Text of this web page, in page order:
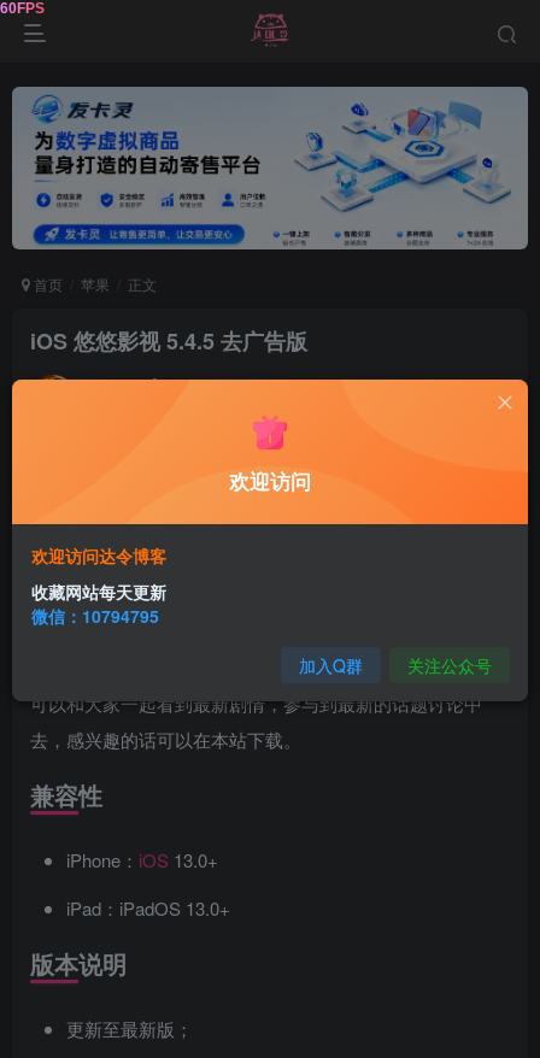
首页 苹果 正文
iOS 悠悠影视 5.4.5 去广告版
达令 关注
版是一款能够免费观看所有影视资
源的播放类型应用软件，无任何广告，可看弹幕下载视频等
蓝光4k影视，用户能够使用所有的影视资源，软件提供免付
费下载功能，并且可以查看各种高清的影视作品，在线观看
和离线观看都十分方便。软件中的影视资源也会持续更新，
让用户不断看到新的内容，不会剧荒，让您在第一时间内就
可以和大家一起看到最新剧情，参与到最新的话题讨论中
去，感兴趣的话可以在本站下载。
兼容性
iPhone： iOS 13.0+
iPad：iPadOS 13.0+
版本说明
更新至最新版；
欢迎访问
欢迎访问达令博客
收藏网站每天更新
微信：10794795
加入Q群 关注公众号